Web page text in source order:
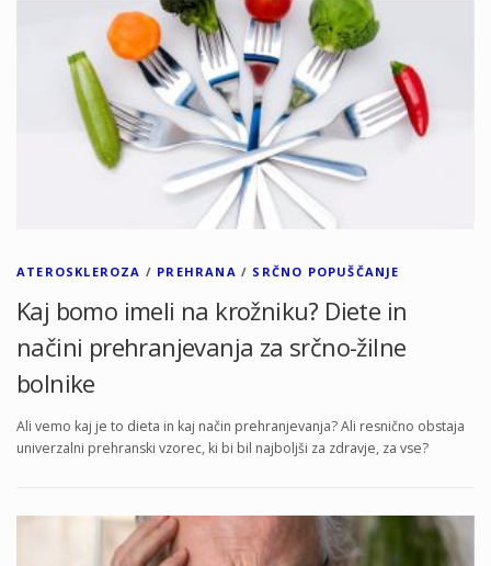
ATEROSKLEROZA / PREHRANA / SRČNO POPUŠČANJE
Kaj bomo imeli na krožniku? Diete in
načini prehranjevanja za srčno-žilne
bolnike
Ali vemo kaj je to dieta in kaj način prehranjevanja? Ali resnično obstaja
univerzalni prehranski vzorec, ki bi bil najboljši za zdravje, za vse?